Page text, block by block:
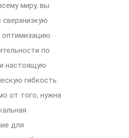
миру, вы
сверхнизкую
оптимизацию
по
настоящую
гибкость.
от того, нужна
для